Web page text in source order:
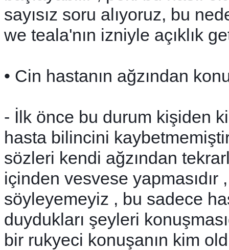
sayısız soru alıyoruz, bu
we teala'nın izniyle açıklık
• Cin hastanın ağzından
- İlk önce bu durum kişiden
hasta bilincini
sözleri kendi ağzından
içinden vesvese
söyleyemeyiz , bu sadece
duydukları şeyleri
bir rukyeci konuşanın kim